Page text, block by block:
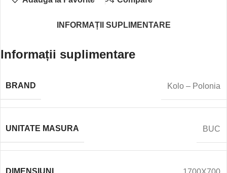
INFORMAȚII SUPLIMENTARE
Informații suplimentare
BRAND Kolo – Polonia
UNITATE MASURA BUC
DIMENSIUNI